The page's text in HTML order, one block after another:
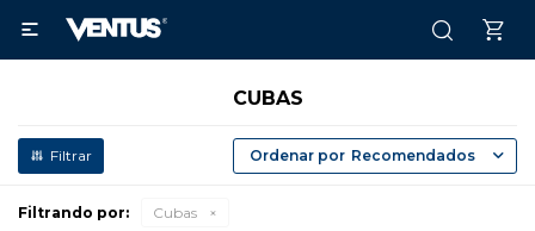

CUBAS
Recomendados
Filtrando por: Cubas